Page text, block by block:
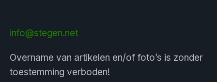
info@stegen.net
Overname van artikelen en/of foto’s is zonder
toestemming verboden!